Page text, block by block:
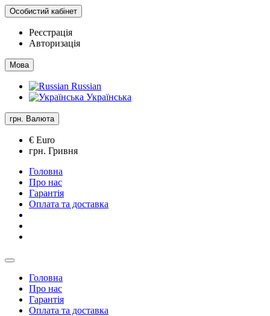
Особистий кабінет
Реєстрація
Авторизація
Мова
Russian
Українська
грн. Валюта
€ Euro
грн. Гривня
Головна
Про нас
Гарантія
Оплата та доставка
Головна
Про нас
Гарантія
Оплата та доставка